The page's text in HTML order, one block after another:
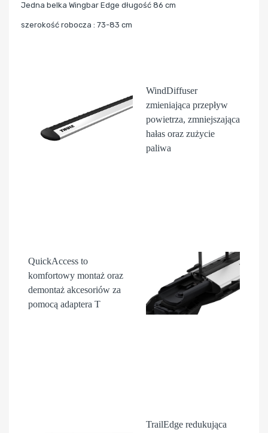
Jedna belka Wingbar Edge długość 86 cm
szerokość robocza : 73-83 cm
WindDiffuser
zmieniająca przepływ
powietrza, zmniejszająca
hałas oraz zużycie
paliwa
QuickAccess to
komfortowy montaż oraz
demontaż akcesoriów za
pomocą adaptera T
TrailEdge redukująca